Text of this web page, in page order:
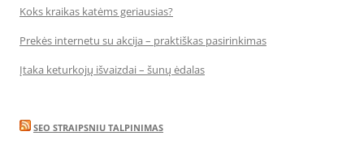
Koks kraikas katėms geriausias?
Prekės internetu su akcija – praktiškas pasirinkimas
Įtaka keturkojų išvaizdai – šunų ėdalas
SEO STRAIPSNIU TALPINIMAS